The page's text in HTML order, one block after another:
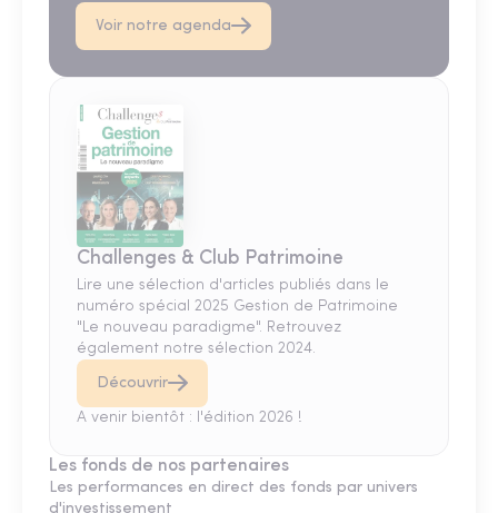
Voir notre agenda
Challenges & Club Patrimoine
Lire une sélection d'articles publiés dans le
numéro spécial 2025 Gestion de Patrimoine
"Le nouveau paradigme". Retrouvez
également notre sélection 2024.
Découvrir
A venir bientôt : l'édition 2026 !
Les fonds de nos partenaires
Les performances en direct des fonds par univers
d'investissement